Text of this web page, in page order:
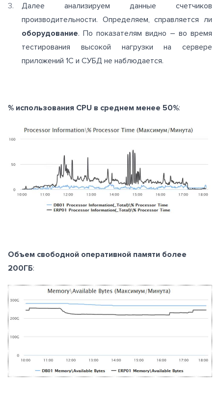
Далее анализируем данные счетчиков
производительности. Определяем, справляется ли
оборудование. По показателям видно – во время
тестирования высокой нагрузки на сервере
приложений 1C и СУБД не наблюдается.
% использования CPU в среднем менее 50%:
Объем свободной оперативной памяти более
200ГБ: